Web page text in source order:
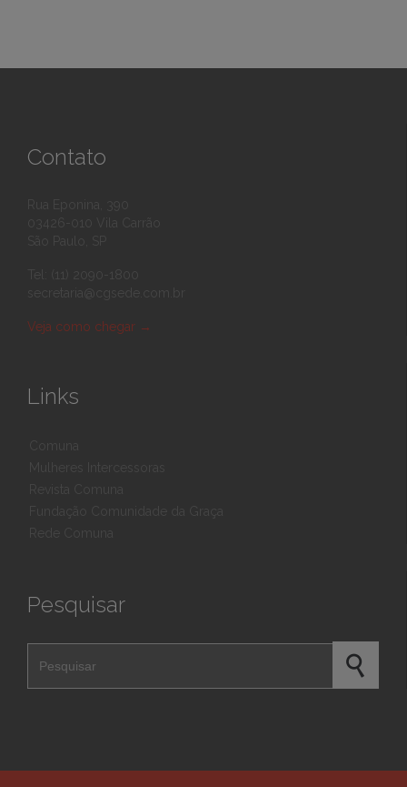
Contato
Veja como chegar →
Links
Pesquisar